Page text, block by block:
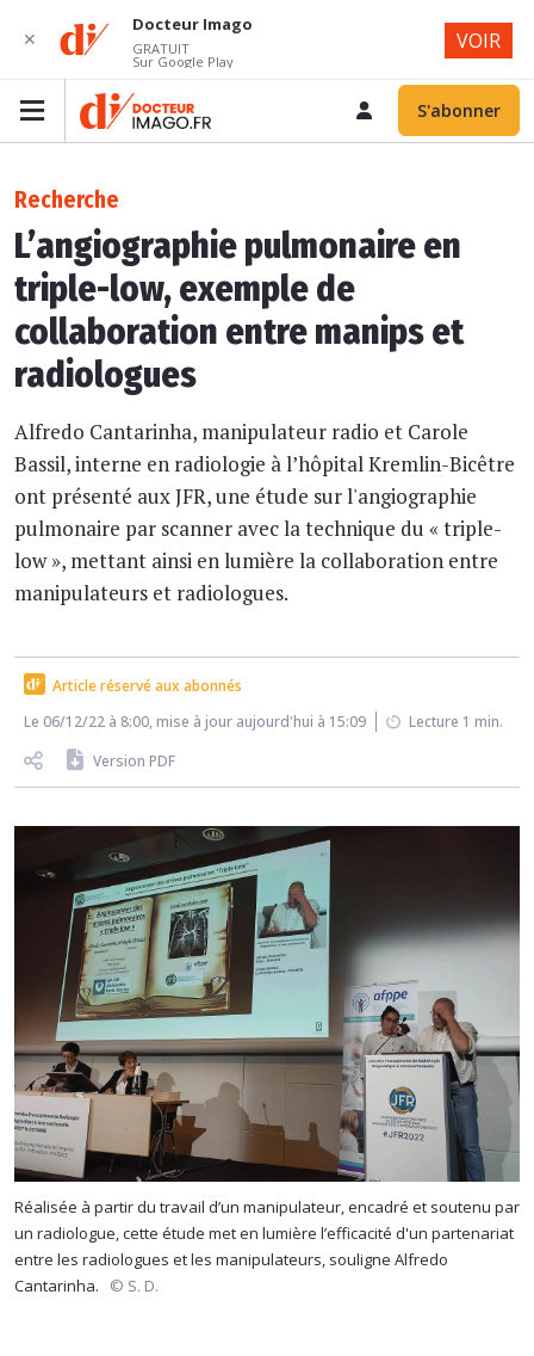
S'abonner
Recherche
L’angiographie pulmonaire en
triple-low, exemple de
collaboration entre manips et
radiologues
Alfredo Cantarinha, manipulateur radio et Carole
Bassil, interne en radiologie à l’hôpital Kremlin-Bicêtre
ont présenté aux JFR, une étude sur l'angiographie
pulmonaire par scanner avec la technique du « triple-
low », mettant ainsi en lumière la collaboration entre
manipulateurs et radiologues.
Article réservé aux abonnés
Le 06/12/22 à 8:00, mise à jour aujourd'hui à 15:09
Lecture 1 min.
Version PDF
Réalisée à partir du travail d’un manipulateur, encadré et soutenu par
un radiologue, cette étude met en lumière l’efficacité d'un partenariat
entre les radiologues et les manipulateurs, souligne Alfredo
Cantarinha.
© S. D.
✕
Docteur Imago
GRATUIT
Sur Google Play
VOIR